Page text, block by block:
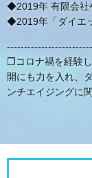
◆2019年 有限会社
◆2019年「ダイエ
❒コロナ禍を経験
開にも力を入れ、
ンチエイジングに